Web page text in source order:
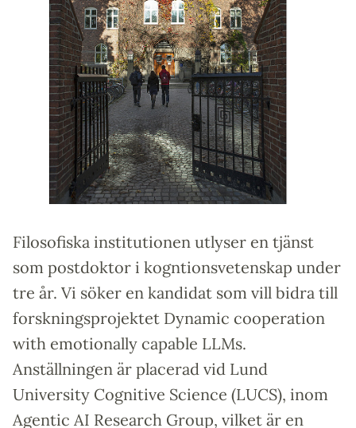
Filosofiska institutionen utlyser en tjänst
som postdoktor i kogntionsvetenskap under
tre år. Vi söker en kandidat som vill bidra till
forskningsprojektet Dynamic cooperation
with emotionally capable LLMs.
Anställningen är placerad vid Lund
University Cognitive Science (LUCS), inom
Agentic AI Research Group, vilket är en